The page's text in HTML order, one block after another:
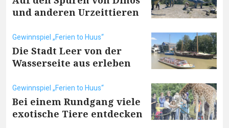
und anderen Urzeittieren
Gewinnspiel „Ferien to Huus“
Die Stadt Leer von der
Wasserseite aus erleben
Gewinnspiel „Ferien to Huus“
Bei einem Rundgang viele
exotische Tiere entdecken